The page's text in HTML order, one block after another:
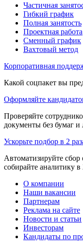
Частичная
Гибкий график
Полная занятость
Проектная работа
Сменный график
Вахтовый метод
Корпоративная
Какой соцпакет вы
Оформляйте
Проверяйте
документы без бумаг
Ускорьте подбор в 2
Автоматизируйте сбор
собирайте аналитику в
О компании
Наши вакансии
Партнерам
Реклама на сайте
Новости и статьи
Инвесторам
Кандидаты по